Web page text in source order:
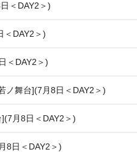
＜DAY2＞)
＜DAY2＞)
＜DAY2＞)
ノ舞台](7月8日＜DAY2＞)
月8日＜DAY2＞)
8日＜DAY2＞)